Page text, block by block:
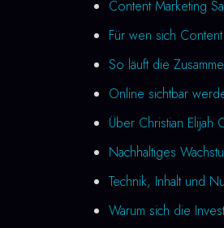
Content Marketing
Für wen sich
So läuft die
Online sichtbar
Über Christian Elijah
Nachhaltiges
Technik, Inhalt und
Warum sich die